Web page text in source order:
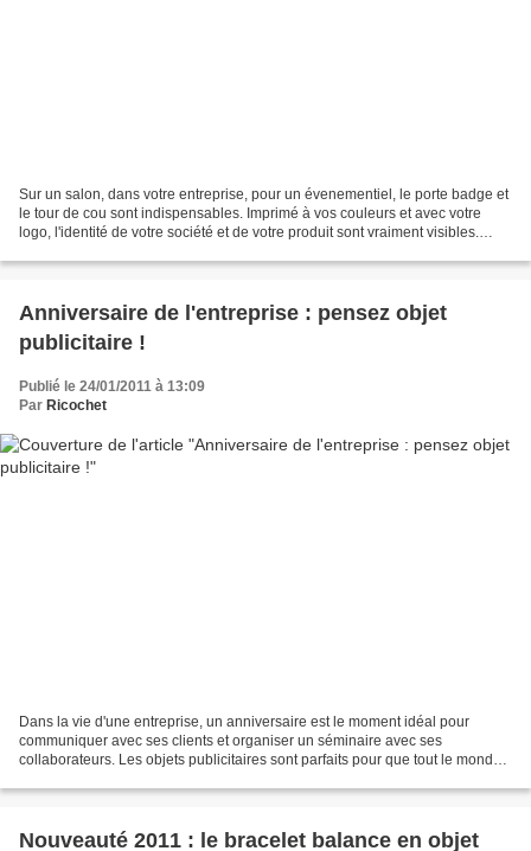
Sur un salon, dans votre entreprise, pour un évenementiel, le porte badge et
le tour de cou sont indispensables. Imprimé à vos couleurs et avec votre
logo, l'identité de votre société et de votre produit sont vraiment visibles.
Anniversaire de l'entreprise : pensez objet
publicitaire !
Publié le 24/01/2011 à 13:09
Par Ricochet
Dans la vie d'une entreprise, un anniversaire est le moment idéal pour
communiquer avec ses clients et organiser un séminaire avec ses
collaborateurs. Les objets publicitaires sont parfaits pour que tout le monde
Nouveauté 2011 : le bracelet balance en objet